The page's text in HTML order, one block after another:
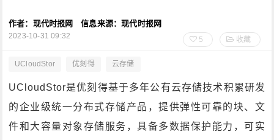
作者：现代时报网 信息来源：现代时报网
2023-10-31 09:32 5 收藏
UCloudStor 优刻得 云存储
UCloudStor是优刻得基于多年公有云存储技术积累研发
的企业级统一分布式存储产品，提供弹性可靠的块、文
件和大容量对象存储服务，具备多数据保护能力，可实